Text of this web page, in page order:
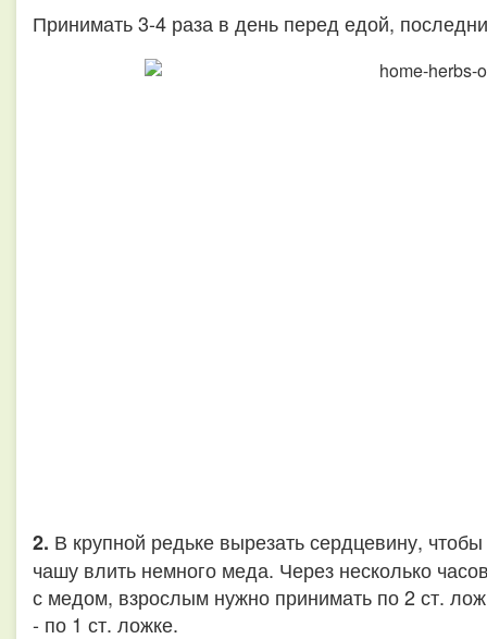
Принимать 3-4 раза в день перед едой,
2. В крупной редьке вырезать сердцевину,
чашу влить немного меда. Через несколько
с медом, взрослым нужно принимать по 2 ст.
- по 1 ст. ложке.